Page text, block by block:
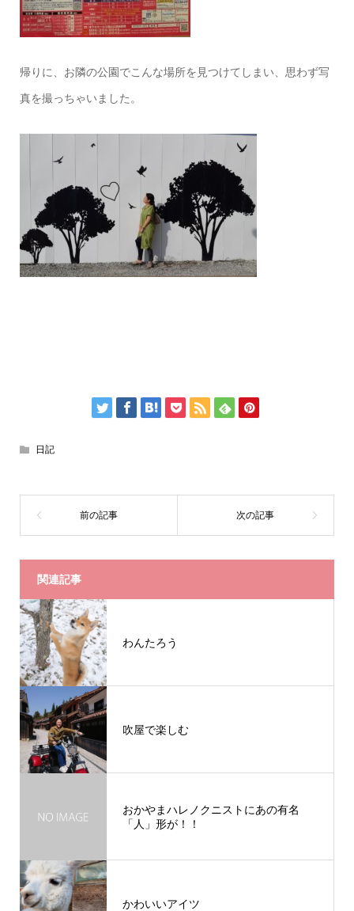
帰りに、お隣の公園でこんな場所を見つけてしまい、思わず写
真を撮っちゃいました。
日記
関連記事
わんたろう
吹屋で楽しむ
おかやまハレノクニストにあの有名
「人」形が！！
かわいいアイツ